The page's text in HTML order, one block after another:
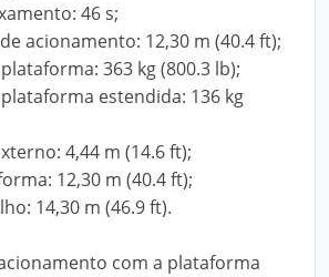
46 s;
acionamento: 12,30 m (40.4 ft);
363 kg (800.3 lb);
estendida: 136 kg
4,44 m (14.6 ft);
12,30 m (40.4 ft);
14,30 m (46.9 ft).
com a plataforma